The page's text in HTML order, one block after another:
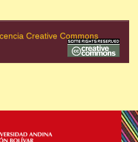
Creative Commons